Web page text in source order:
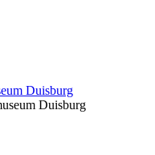
Duisburg